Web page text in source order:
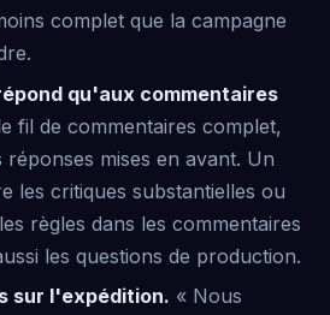
complet que la campagne
qu'aux commentaires
fil de commentaires complet,
réponses mises en avant. Un
les critiques substantielles ou
règles dans les commentaires
les questions de production.
sur l'expédition. « Nous